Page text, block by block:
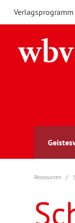
Verlagsprogramm
Archäologie
Berufs-
Ressourcen